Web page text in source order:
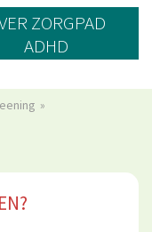
ZORGPAD
ADHD